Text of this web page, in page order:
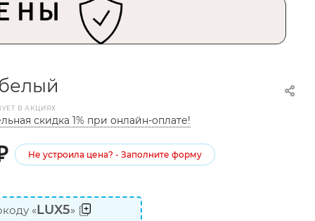
В АКЦИЯХ
скидка 1% при онлайн-оплате!
Не устроила цена? - Заполните форму
«LUX5»